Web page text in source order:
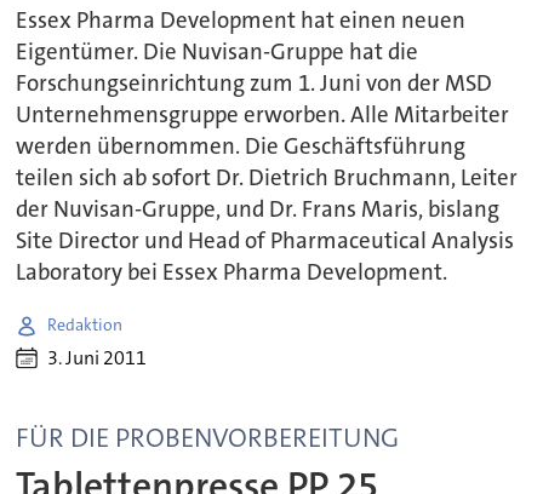
Essex Pharma Development hat einen neuen
Eigentümer. Die Nuvisan-Gruppe hat die
Forschungseinrichtung zum 1. Juni von der MSD
Unternehmensgruppe erworben. Alle Mitarbeiter
werden übernommen. Die Geschäftsführung
teilen sich ab sofort Dr. Dietrich Bruchmann, Leiter
der Nuvisan-Gruppe, und Dr. Frans Maris, bislang
Site Director und Head of Pharmaceutical Analysis
Laboratory bei Essex Pharma Development.
Redaktion
3. Juni 2011
FÜR DIE PROBENVORBEREITUNG